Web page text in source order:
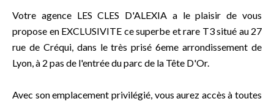
Votre agence LES CLES D'ALEXIA a le plaisir de vous
propose en EXCLUSIVITE ce superbe et rare T3 situé au 27
rue de Créqui, dans le très prisé 6eme arrondissement de
Lyon, à 2 pas de l'entrée du parc de la Tête D'Or.
Avec son emplacement privilégié, vous aurez accès à toutes